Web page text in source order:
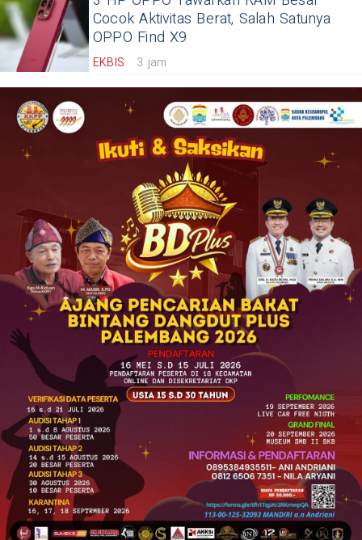
Cocok Aktivitas Berat, Salah Satunya
OPPO Find X9
EKBIS 3 jam